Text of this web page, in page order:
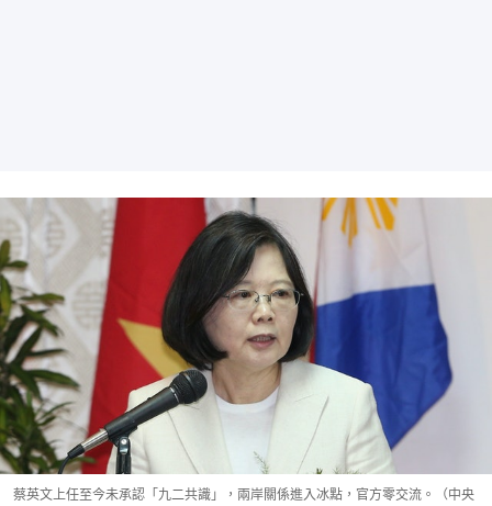
蔡英文上任至今未承認「九二共識」，兩岸關係進入冰點，官方零交流。（中央